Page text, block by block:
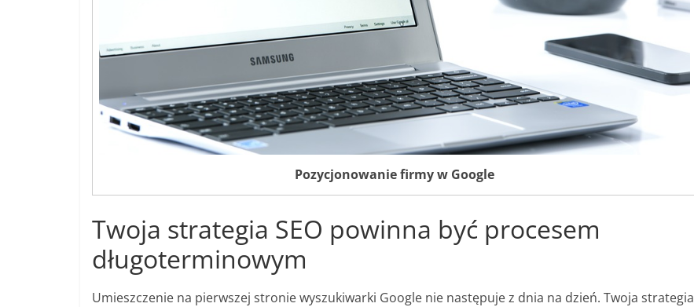
Pozycjonowanie firmy w Google
Twoja strategia SEO powinna być procesem
długoterminowym
Umieszczenie na pierwszej stronie wyszukiwarki Google nie następuje z dnia na dzień. Twoja strategia